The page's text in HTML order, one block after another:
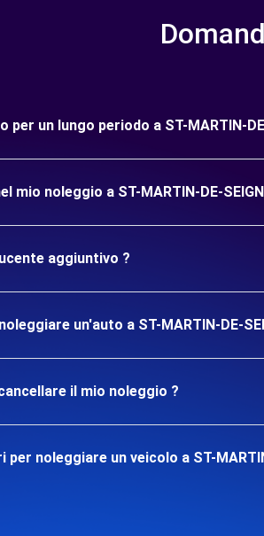
un lungo periodo a ST-MARTIN-
mio noleggio a ST-MARTIN-DE-
aggiuntivo ?
un'auto a ST-MARTIN-DE-
il mio noleggio ?
noleggiare un veicolo a ST-